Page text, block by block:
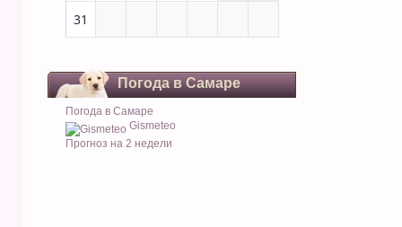
31
Погода в Самаре
Погода в Самаре
Gismeteo
Прогноз на 2 недели